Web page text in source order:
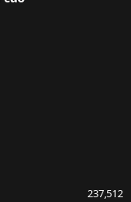
237,512